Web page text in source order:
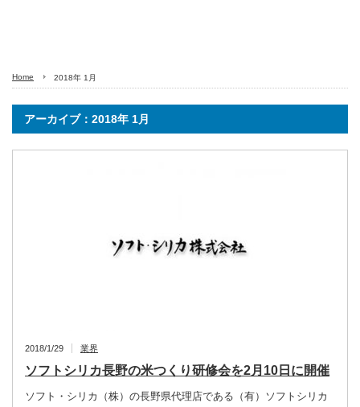
Home 2018年 1月
アーカイブ：2018年 1月
2018/1/29 業界
ソフトシリカ長野の米つくり研修会を2月10日に開催
ソフト・シリカ（株）の長野県代理店である（有）ソフトシリカ